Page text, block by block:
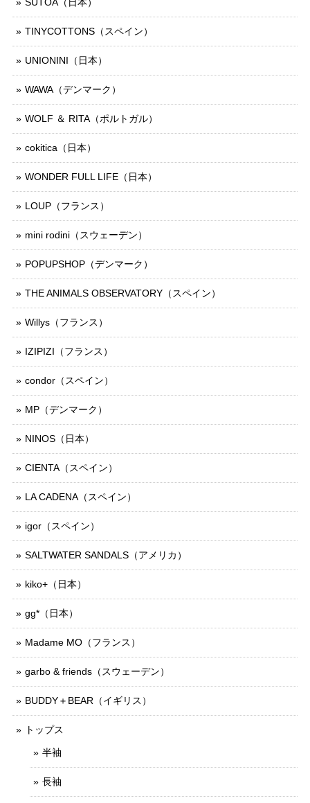
TINYCOTTONS（スペイン）
UNIONINI（日本）
WAWA（デンマーク）
WOLF ＆ RITA（ポルトガル）
cokitica（日本）
WONDER FULL LIFE（日本）
LOUP（フランス）
mini rodini（スウェーデン）
POPUPSHOP（デンマーク）
THE ANIMALS OBSERVATORY（スペイン）
Willys（フランス）
IZIPIZI（フランス）
condor（スペイン）
MP（デンマーク）
NINOS（日本）
CIENTA（スペイン）
LA CADENA（スペイン）
igor（スペイン）
SALTWATER SANDALS（アメリカ）
kiko+（日本）
gg*（日本）
Madame MO（フランス）
garbo & friends（スウェーデン）
BUDDY＋BEAR（イギリス）
トップス
半袖
長袖